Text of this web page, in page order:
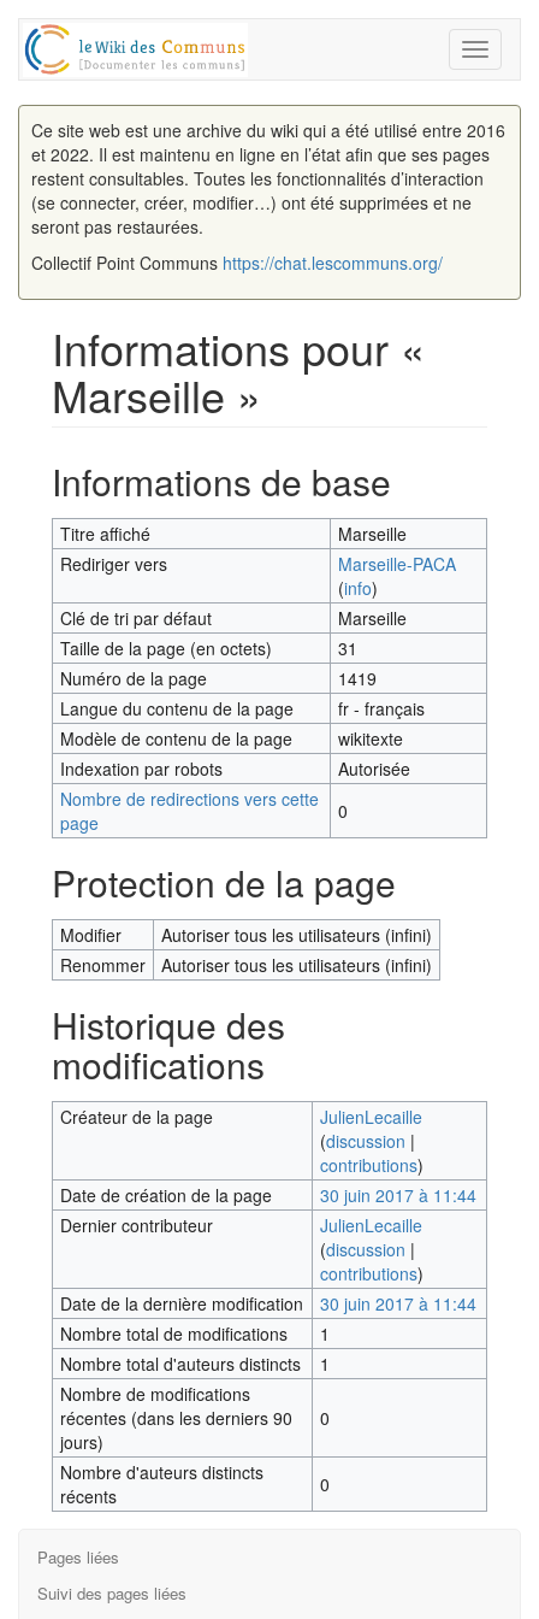
Toggle
Ce site web est une archive du wiki qui a été utilisé entre 2016
et 2022. Il est maintenu en ligne en l’état afin que ses pages
restent consultables. Toutes les fonctionnalités d’interaction
(se connecter, créer, modifier…) ont été supprimées et ne
seront pas restaurées.
Collectif Point Communs https://chat.lescommuns.org/
Informations pour «
Marseille »
Informations de base
Titre affiché
Marseille
Rediriger vers
Marseille-PACA
(info)
Clé de tri par défaut
Marseille
Taille de la page (en octets)
31
Numéro de la page
1419
Langue du contenu de la page
fr - français
Modèle de contenu de la page
wikitexte
Indexation par robots
Autorisée
Nombre de redirections vers cette
page
0
Protection de la page
Modifier
Autoriser tous les utilisateurs (infini)
Renommer
Autoriser tous les utilisateurs (infini)
Historique des
modifications
Créateur de la page
JulienLecaille
(discussion |
contributions)
Date de création de la page
30 juin 2017 à 11:44
Dernier contributeur
JulienLecaille
(discussion |
contributions)
Date de la dernière modification
30 juin 2017 à 11:44
Nombre total de modifications
1
Nombre total d'auteurs distincts
1
Nombre de modifications
récentes (dans les derniers 90
jours)
0
Nombre d'auteurs distincts
récents
0
Pages liées
Suivi des pages liées